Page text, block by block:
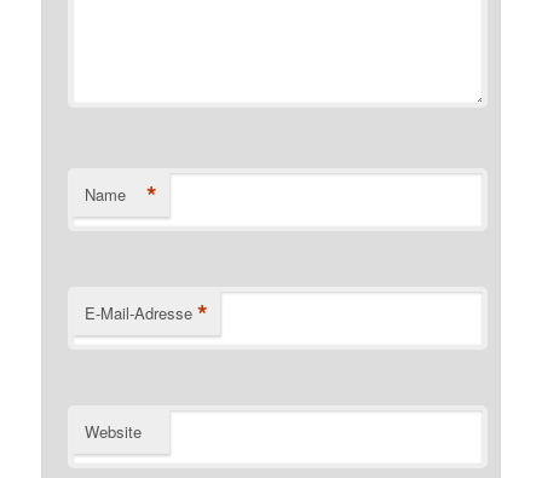
Name *
E-Mail-Adresse *
Website